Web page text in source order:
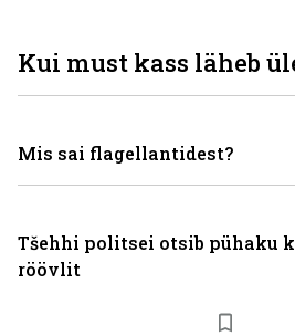
Kui must kass läheb
Mis sai flagellantidest?
Tšehhi politsei otsib pühaku
röövlit